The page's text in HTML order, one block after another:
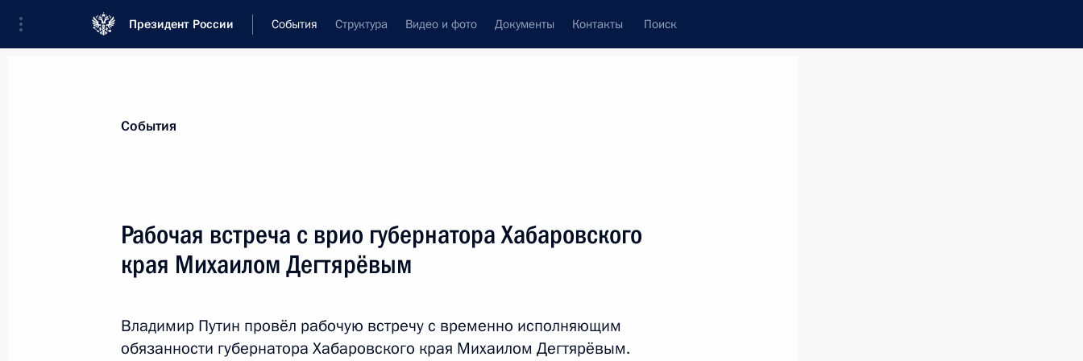
Президент России События Структура Видео и фото Документы Контакты Поиск
Новости
Заседание коллегии ФСБ России
События
Рабочая встреча с врио губернатора Хабаровского
края Михаилом Дегтярёвым
Владимир Путин провёл рабочую встречу с временно исполняющим
обязанности губернатора Хабаровского края Михаилом Дегтярёвым.